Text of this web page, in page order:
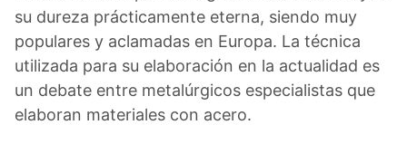
su dureza prácticamente eterna, siendo muy
populares y aclamadas en Europa. La técnica
utilizada para su elaboración en la actualidad es
un debate entre metalúrgicos especialistas que
elaboran materiales con acero.